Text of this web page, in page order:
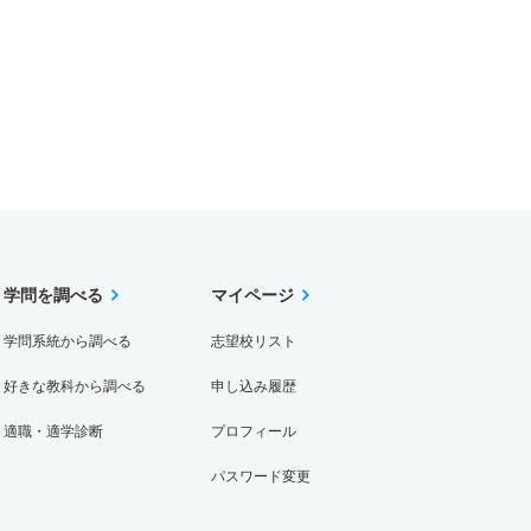
学問を調べる
学問系統から調べる
好きな教科から調べる
適職・適学診断
マイページ
志望校リスト
申し込み履歴
プロフィール
パスワード変更